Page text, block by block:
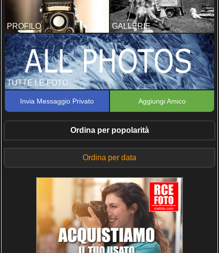
PROFILO GALLERIE
TUTTE LE FOTO
Invia Messaggio Privato Aggiungi Amico
Ordina per popolarità
Ordina per data